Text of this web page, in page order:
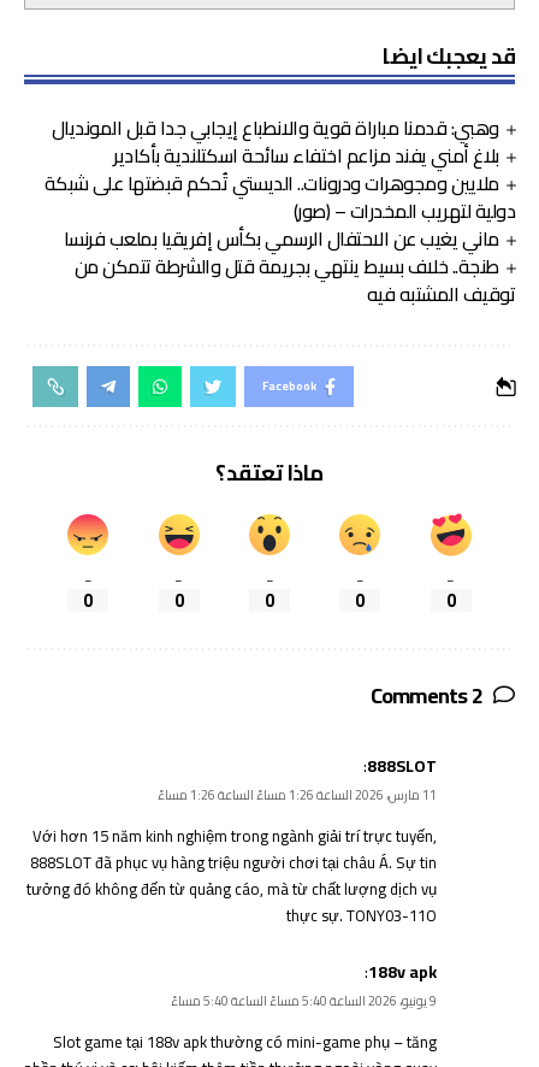
قد يعجبك ايضا
وهبي: قدمنا مباراة قوية والانطباع إيجابي جدا قبل المونديال
بلاغ أمني يفند مزاعم اختفاء سائحة اسكتلندية بأكادير
ملايين ومجوهرات ودرونات.. الديستي تُحكم قبضتها على شبكة
دولية لتهريب المخدرات – (صور)
ماني يغيب عن الاحتفال الرسمي بكأس إفريقيا بملعب فرنسا
طنجة.. خلاف بسيط ينتهي بجريمة قتل والشرطة تتمكن من
توقيف المشتبه فيه
Facebook
ماذا تعتقد؟
_
0
_
0
_
0
_
0
_
0
2 Comments
888SLOT
:
11 مارس، 2026 الساعة 1:26 مساءً الساعة 1:26 مساءً
Với hơn 15 năm kinh nghiệm trong ngành giải trí trực tuyến,
888SLOT đã phục vụ hàng triệu người chơi tại châu Á. Sự tin
tưởng đó không đến từ quảng cáo, mà từ chất lượng dịch vụ
thực sự. TONY03-11O
188v apk
:
9 يونيو، 2026 الساعة 5:40 مساءً الساعة 5:40 مساءً
Slot game tại 188v apkthường có mini-game phụ – tăng